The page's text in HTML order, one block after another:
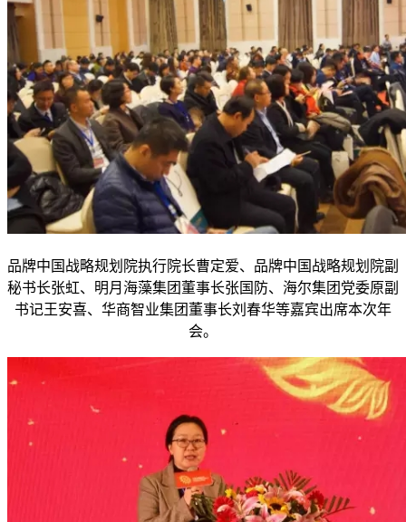
品牌中国战略规划院执行院长曹定爱、品牌中国战略规划院副
秘书长张虹、明月海藻集团董事长张国防、海尔集团党委原副
书记王安喜、华商智业集团董事长刘春华等嘉宾出席本次年
会。